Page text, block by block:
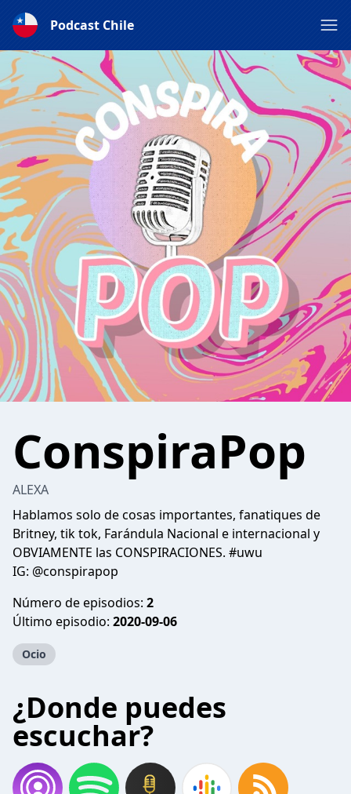
Podcast Chile
ConspiraPop
ALEXA
Hablamos solo de cosas importantes, fanatiques de
Britney, tik tok, Farándula Nacional e internacional y
OBVIAMENTE las CONSPIRACIONES. #uwu
IG: @conspirapop
Número de episodios: 2
Último episodio: 2020-09-06
Ocio
¿Donde puedes
escuchar?